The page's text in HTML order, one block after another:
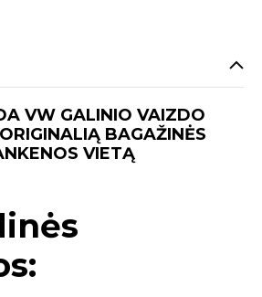
VW GALINIO VAIZDO
BAGAŽINĖS
VIETĄ